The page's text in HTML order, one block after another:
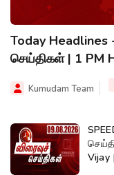
Today Headlines
செய்திகள் | 1 PM
Kumudam Team
Vijay